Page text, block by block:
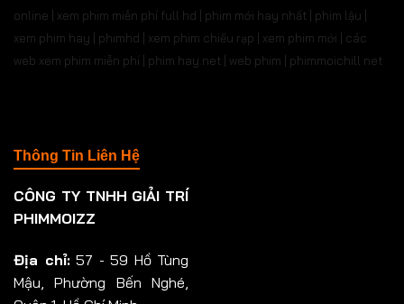
online | xem phim miễn phí full hd | phim mới hay nhất | phim lậu |
xem phim hay | phimhd | xem phim chiếu rạp | xem phim mới | các
web xem phim miễn phí | phim hay.net | web phim | phimmoichill net
Thông Tin Liên Hệ
CÔNG TY TNHH GIẢI TRÍ
PHIMMOIZZ
Địa chỉ:57 - 59 Hồ Tùng
Mậu, Phường Bến Nghé,